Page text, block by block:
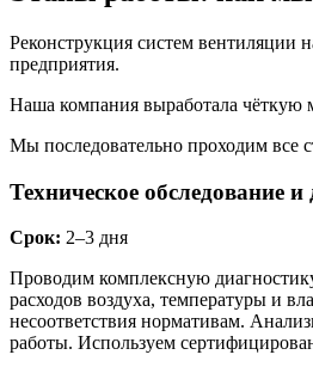
Реконструкция систем вентиляции
предприятия.
Наша компания выработала чёткую
Мы последовательно проходим все
Техническое обследование и
Срок: 2–3 дня
Проводим комплексную
расходов воздуха, температуры и
несоответствия нормативам.
работы. Используем